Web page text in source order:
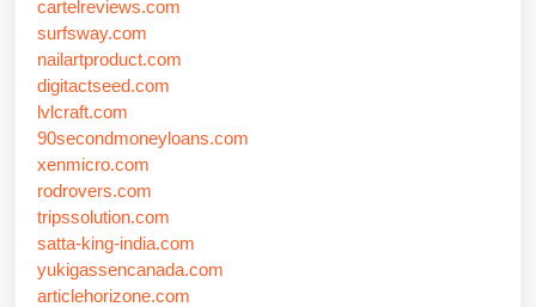
cartelreviews.com
surfsway.com
nailartproduct.com
digitactseed.com
lvlcraft.com
90secondmoneyloans.com
xenmicro.com
rodrovers.com
tripssolution.com
satta-king-india.com
yukigassencanada.com
articlehorizone.com